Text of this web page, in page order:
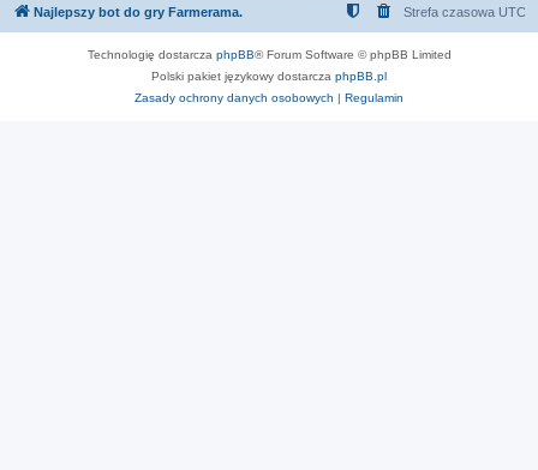
Najlepszy bot do gry Farmerama. Strefa czasowa UTC
Technologię dostarcza phpBB® Forum Software © phpBB Limited
Polski pakiet językowy dostarcza phpBB.pl
Zasady ochrony danych osobowych | Regulamin